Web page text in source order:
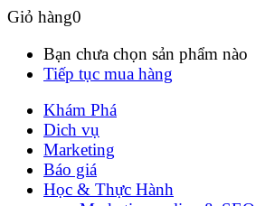
Giỏ hàng0
Bạn chưa chọn sản phẩm nào
Tiếp tục mua hàng
Khám Phá
Dich vụ
Marketing
Báo giá
Học & Thực Hành